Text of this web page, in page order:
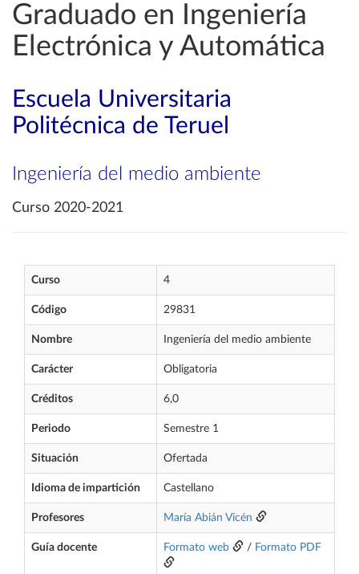
Graduado en Ingeniería
Electrónica y Automática
Escuela Universitaria
Politécnica de Teruel
Ingeniería del medio ambiente
Curso 2020-2021
Curso 4
Código 29831
Nombre Ingeniería del medio ambiente
Carácter Obligatoria
Créditos 6,0
Periodo Semestre 1
Situación Ofertada
Idioma de impartición Castellano
Profesores María Abián Vicén
Guía docente Formato web / Formato PDF